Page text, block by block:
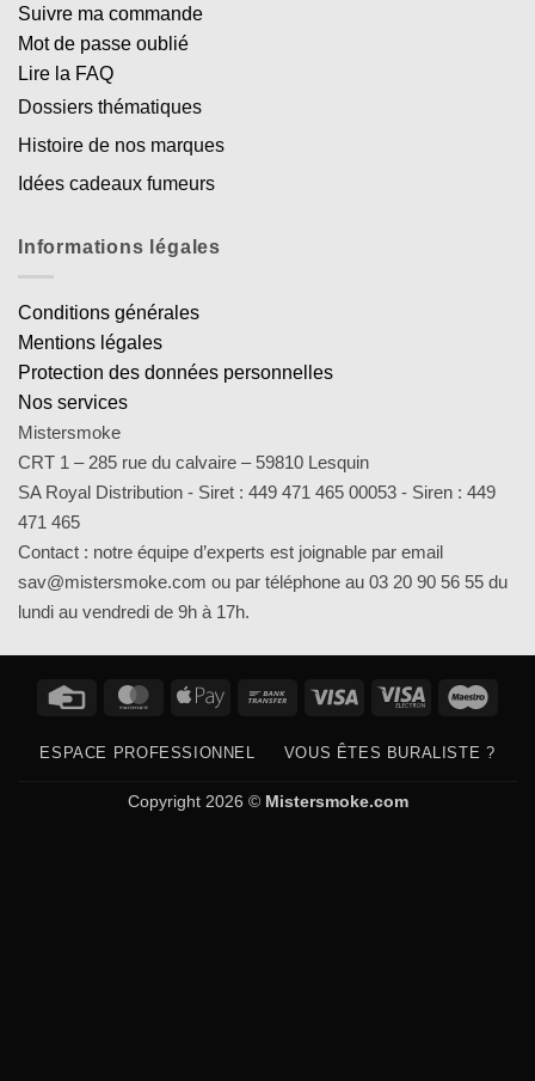
Suivre ma commande
Mot de passe oublié
Lire la FAQ
Dossiers thématiques
Histoire de nos marques
Idées cadeaux fumeurs
Informations légales
Conditions générales
Mentions légales
Protection des données personnelles
Nos services
Mistersmoke
CRT 1 – 285 rue du calvaire – 59810 Lesquin
SA Royal Distribution - Siret : 449 471 465 00053 - Siren : 449
471 465
Contact : notre équipe d’experts est joignable par email
sav@mistersmoke.com ou par téléphone au 03 20 90 56 55 du
lundi au vendredi de 9h à 17h.
Credit
MasterCardApple
Bank
Visa
Visa
ESPACE PROFESSIONNEL VOUS ÊTES BURALISTE ?
Copyright 2026 © Mistersmoke.com